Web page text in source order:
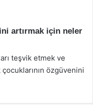
artırmak için neler
teşvik etmek ve
özgüvenini